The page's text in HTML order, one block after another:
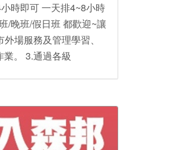
時即可 一天排4~8小時
/晚班/假日班 都歡迎~讓
場服務及管理學習、
。 3.通過各級